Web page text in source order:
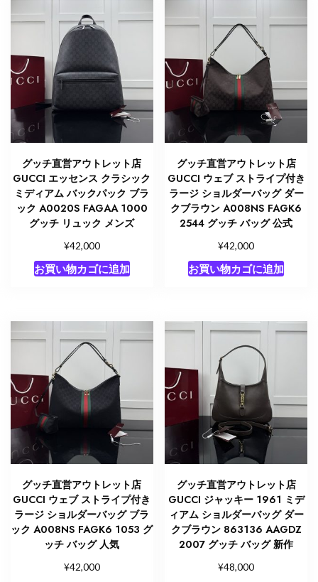
グッチ直営アウトレット店
GUCCI エッセンス クラシック
ミディアム バックパック ブラ
ック A0020S FAGAA 1000
グッチ リュック メンズ
¥42,000
お買い物カゴに追加
グッチ直営アウトレット店
GUCCI ウェブ ストライプ付き
ラージ ショルダーバッグ ダー
クブラウン A008NS FAGK6
2544 グッチ バッグ 公式
¥42,000
お買い物カゴに追加
グッチ直営アウトレット店
GUCCI ウェブ ストライプ付き
ラージ ショルダーバッグ ブラ
ック A008NS FAGK6 1053 グ
ッチ バッグ 人気
¥42,000
グッチ直営アウトレット店
GUCCI ジャッキー 1961 ミデ
ィアム ショルダーバッグ ダー
クブラウン 863136 AAGDZ
2007 グッチ バッグ 新作
¥48,000